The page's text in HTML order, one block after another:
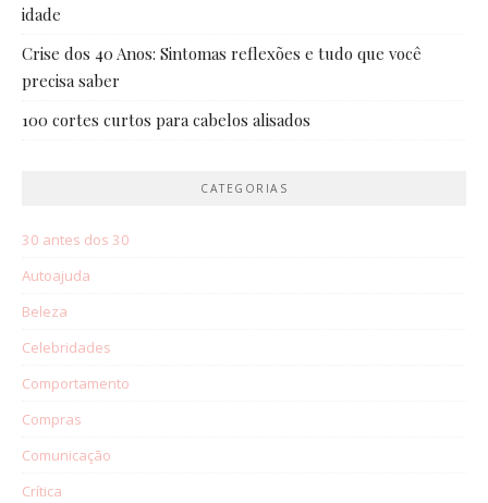
idade
Crise dos 40 Anos: Sintomas reflexões e tudo que você
precisa saber
100 cortes curtos para cabelos alisados
CATEGORIAS
30 antes dos 30
Autoajuda
Beleza
Celebridades
Comportamento
Compras
Comunicação
Crítica